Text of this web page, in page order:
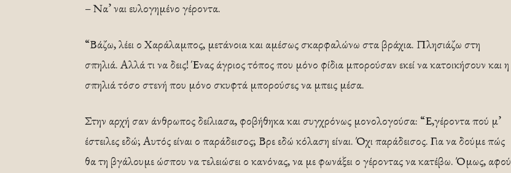
– Να’ ναι ευλογημένο γέροντα.
“Βάζω, λέει ο Χαράλαμπος, μετάνοια και αμέσως σκαρφαλώνω στα βράχια. Πλησιάζω στη
σπηλιά. Αλλά τι να δεις! Ένας άγριος τόπος που μόνο φίδια μπορούσαν εκεί να κατοικήσουν και η
σπηλιά τόσο στενή που μόνο σκυφτά μπορούσες να μπεις μέσα.
Στην αρχή σαν άνθρωπος δείλιασα, φοβήθηκα και συγχρόνως μονολογούσα: “Ε,γέροντα πού μ’
έστειλες εδώ; Αυτός είναι ο παράδεισος; Βρε εδώ κόλαση είναι. Όχι παράδεισος. Για να δούμε πώς
θα τη βγάλουμε ώσπου να τελειώσει ο κανόνας, να με φωνάξει ο γέροντας να κατέβω. Όμως, αφού